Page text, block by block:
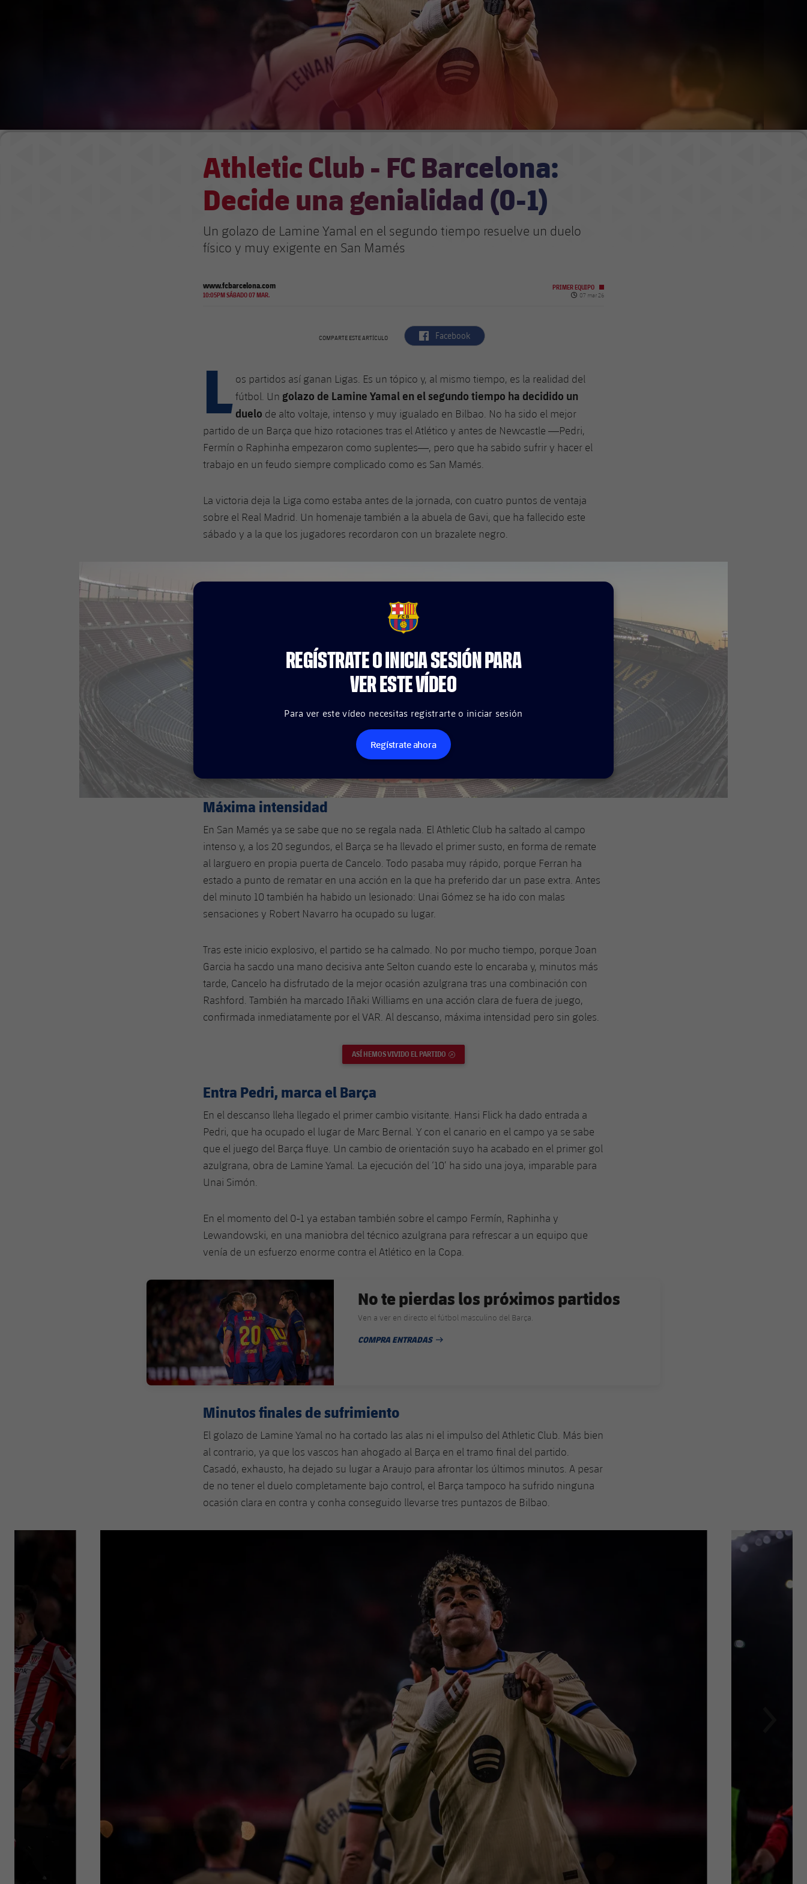
Athletic Club - FC Barcelona:
Decide una genialidad (0-1)
Un golazo de Lamine Yamal en el segundo tiempo resuelve un duelo
físico y muy exigente en San Mamés
www.fcbarcelona.com
10:05PM SÁBADO 07 MAR.
PRIMER EQUIPO
Fecha de publicación
07 mar 26
COMPARTE ESTE ARTÍCULO label.aria.facebook
Facebook
L os partidos así ganan Ligas. Es un tópico y, al mismo tiempo, es la realidad del
fútbol. Un golazo de Lamine Yamal en el segundo tiempo ha decidido un
duelo de alto voltaje, intenso y muy igualado en Bilbao. No ha sido el mejor
partido de un Barça que hizo rotaciones tras el Atlético y antes de Newcastle —Pedri,
Fermín o Raphinha empezaron como suplentes—, pero que ha sabido sufrir y hacer el
trabajo en un feudo siempre complicado como es San Mamés.
La victoria deja la Liga como estaba antes de la jornada, con cuatro puntos de ventaja
sobre el Real Madrid. Un homenaje también a la abuela de Gavi, que ha fallecido este
sábado y a la que los jugadores recordaron con un brazalete negro.
FCB Barcelona badge
REGÍSTRATE O INICIA SESIÓN PARA
VER ESTE VÍDEO
Para ver este vídeo necesitas registrarte o iniciar sesión
Regístrate ahora
Máxima intensidad
En San Mamés ya se sabe que no se regala nada. El Athletic Club ha saltado al campo
intenso y, a los 20 segundos, el Barça se ha llevado el primer susto, en forma de remate
al larguero en propia puerta de Cancelo. Todo pasaba muy rápido, porque Ferran ha
estado a punto de rematar en una acción en la que ha preferido dar un pase extra. Antes
del minuto 10 también ha habido un lesionado: Unai Gómez se ha ido con malas
sensaciones y Robert Navarro ha ocupado su lugar.
Tras este inicio explosivo, el partido se ha calmado. No por mucho tiempo, porque Joan
Garcia ha sacdo una mano decisiva ante Selton cuando este lo encaraba y, minutos más
tarde, Cancelo ha disfrutado de la mejor ocasión azulgrana tras una combinación con
Rashford. También ha marcado Iñaki Williams en una acción clara de fuera de juego,
confirmada inmediatamente por el VAR. Al descanso, máxima intensidad pero sin goles.
ASÍ HEMOS VIVIDO EL PARTIDO
Entra Pedri, marca el Barça
En el descanso lleha llegado el primer cambio visitante. Hansi Flick ha dado entrada a
Pedri, que ha ocupado el lugar de Marc Bernal. Y con el canario en el campo ya se sabe
que el juego del Barça fluye. Un cambio de orientación suyo ha acabado en el primer gol
azulgrana, obra de Lamine Yamal. La ejecución del ‘10’ ha sido una joya, imparable para
Unai Simón.
En el momento del 0-1 ya estaban también sobre el campo Fermín, Raphinha y
Lewandowski, en una maniobra del técnico azulgrana para refrescar a un equipo que
venía de un esfuerzo enorme contra el Atlético en la Copa.
FC Barcelona club badge
No te pierdas los próximos partidos
Ven a ver en directo el fútbol masculino del Barça.
COMPRA ENTRADAS
FECHA DE PUBLICACIÓN
Minutos finales de sufrimiento
El golazo de Lamine Yamal no ha cortado las alas ni el impulso del Athletic Club. Más bien
al contrario, ya que los vascos han ahogado al Barça en el tramo final del partido.
Casadó, exhausto, ha dejado su lugar a Araujo para afrontar los últimos minutos. A pesar
de no tener el duelo completamente bajo control, el Barça tampoco ha sufrido ninguna
ocasión clara en contra y conha conseguido llevarse tres puntazos de Bilbao.
Siguiente